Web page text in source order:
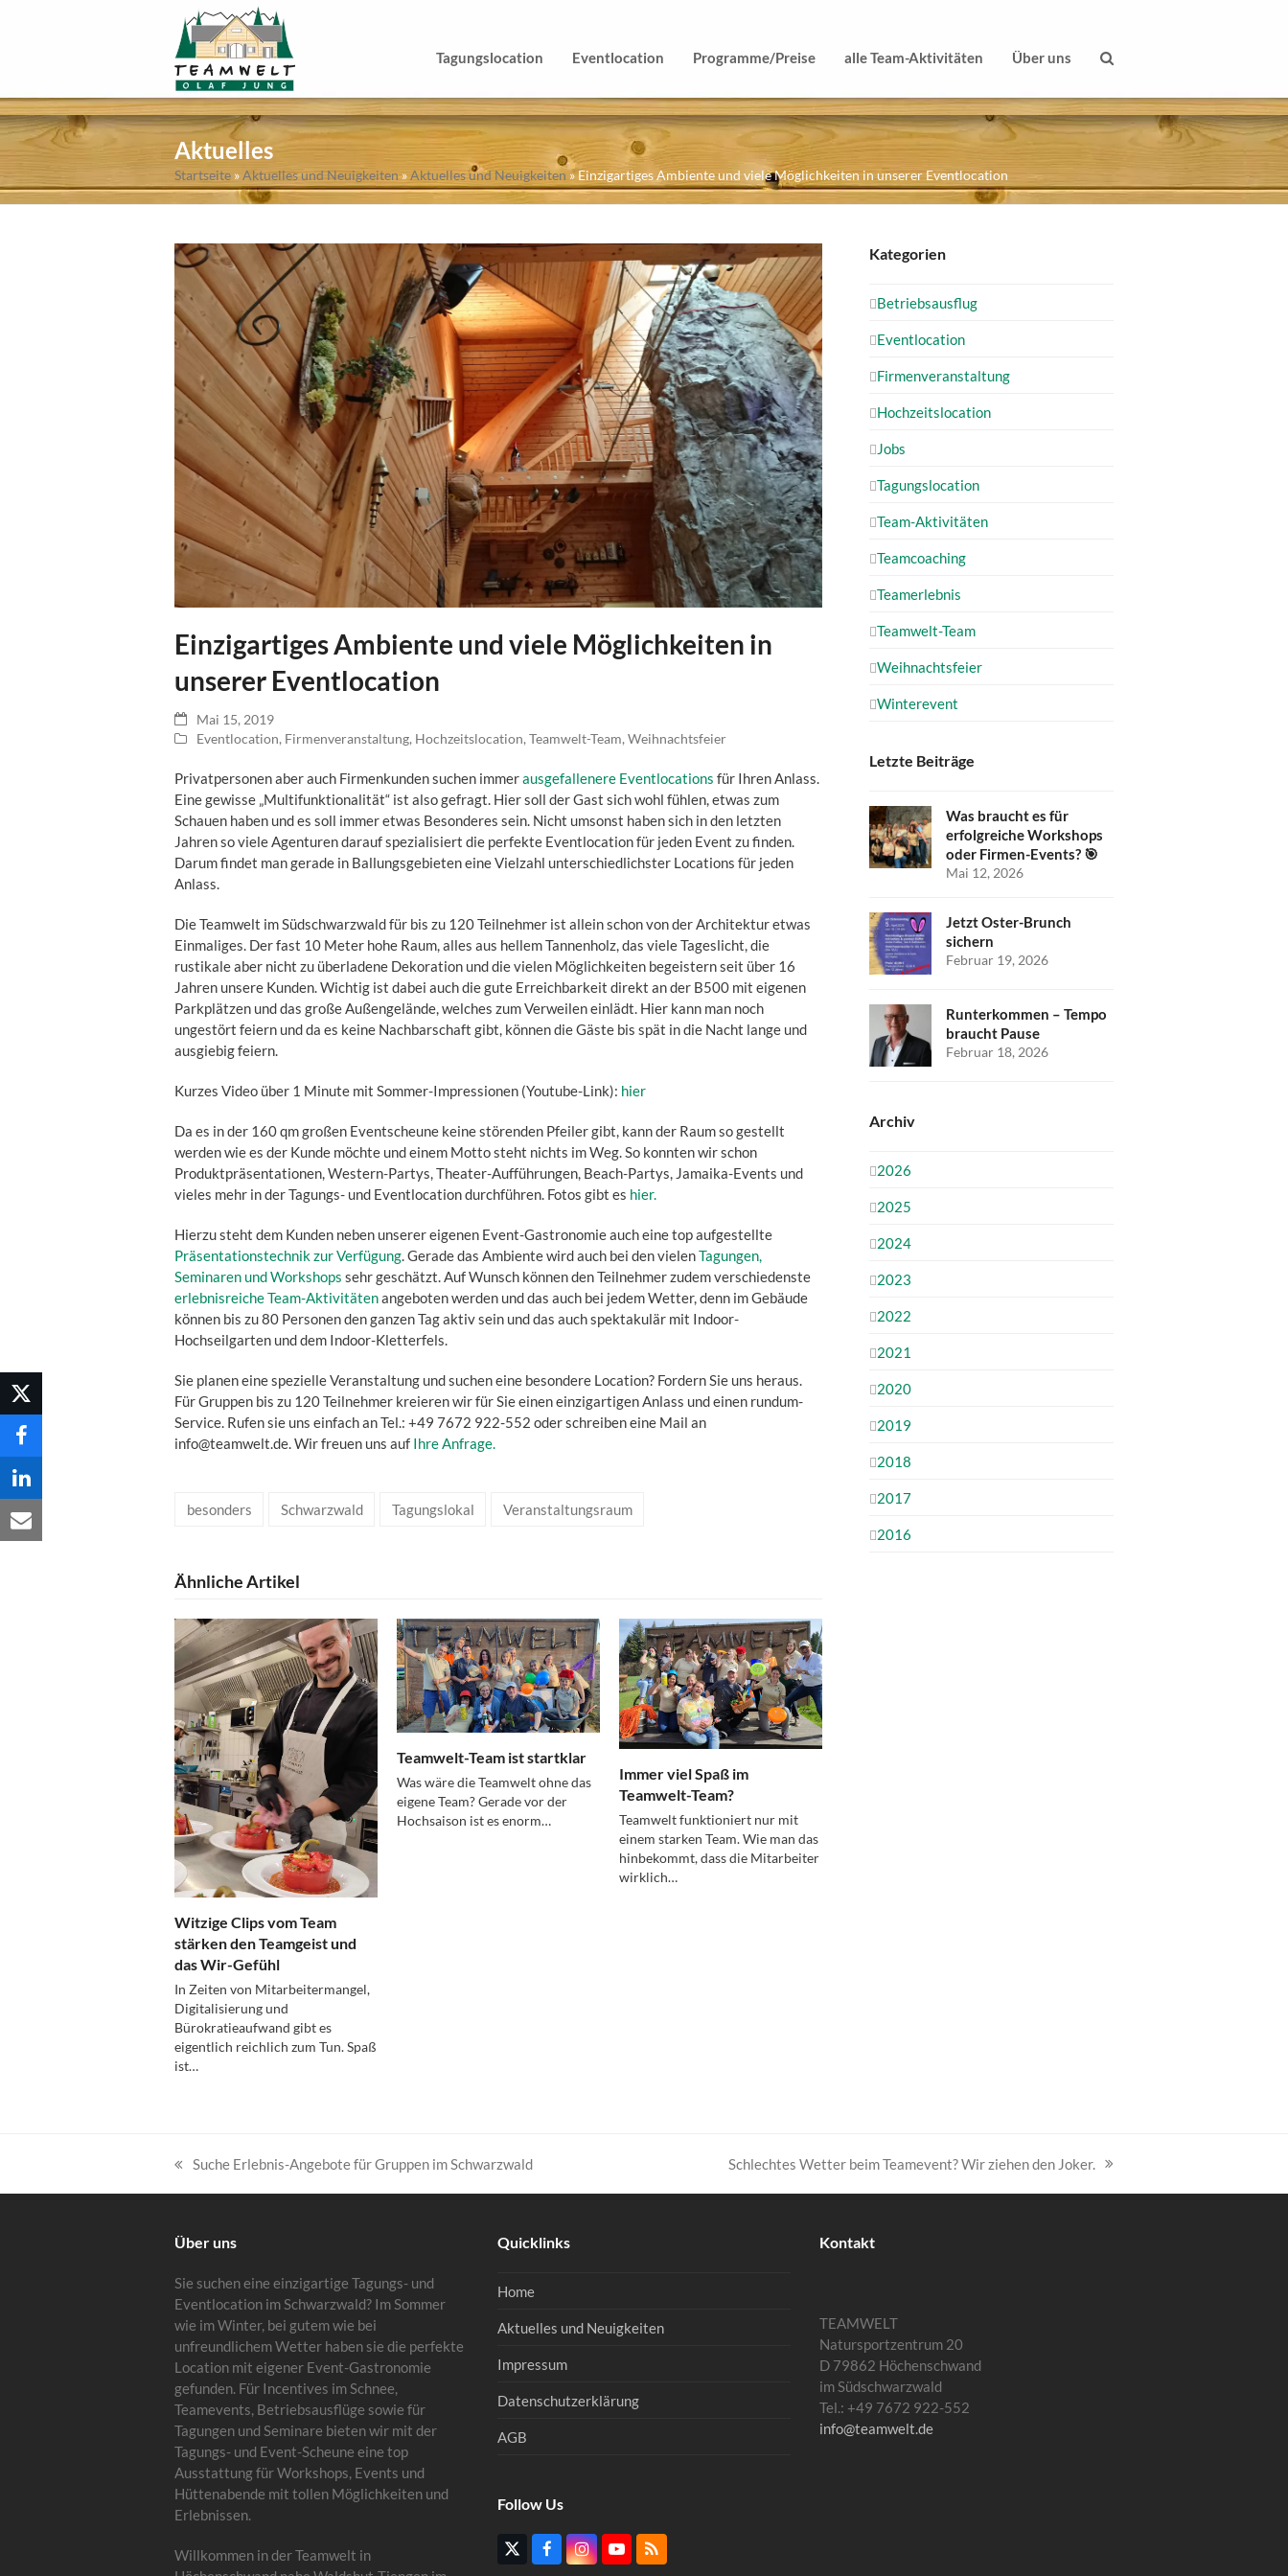
Tagungslocation Eventlocation Programme/Preise alle Team-Aktivitäten Über uns
Aktuelles
Startseite »Aktuelles und Neuigkeiten»Aktuelles und Neuigkeiten»Einzigartiges Ambiente und viele Möglichkeiten in unserer Eventlocation
Einzigartiges Ambiente und viele Möglichkeiten in
unserer Eventlocation
Mai 15, 2019
Eventlocation, Firmenveranstaltung, Hochzeitslocation,Teamwelt-Team,Weihnachtsfeier
Privatpersonen aber auch Firmenkunden suchen immerausgefallenere Eventlocations für Ihren Anlass.
Eine gewisse „Multifunktionalität“ ist also gefragt. Hier soll der Gast sich wohl fühlen, etwas zum
Schauen haben und es soll immer etwas Besonderes sein. Nicht umsonst haben sich in den letzten
Jahren so viele Agenturen darauf spezialisiert die perfekte Eventlocation für jeden Event zu finden.
Darum findet man gerade in Ballungsgebieten eine Vielzahl unterschiedlichster Locations für jeden
Anlass.
Die Teamwelt im Südschwarzwald für bis zu 120 Teilnehmer ist allein schon von der Architektur etwas
Einmaliges. Der fast 10 Meter hohe Raum, alles aus hellem Tannenholz, das viele Tageslicht, die
rustikale aber nicht zu überladene Dekoration und die vielen Möglichkeiten begeistern seit über 16
Jahren unsere Kunden. Wichtig ist dabei auch die gute Erreichbarkeit direkt an der B500 mit eigenen
Parkplätzen und das große Außengelände, welches zum Verweilen einlädt. Hier kann man noch
ungestört feiern und da es keine Nachbarschaft gibt, können die Gäste bis spät in die Nacht lange und
ausgiebig feiern.
Kurzes Video über 1 Minute mit Sommer-Impressionen (Youtube-Link): hier
Da es in der 160 qm großen Eventscheune keine störenden Pfeiler gibt, kann der Raum so gestellt
werden wie es der Kunde möchte und einem Motto steht nichts im Weg. So konnten wir schon
Produktpräsentationen, Western-Partys, Theater-Aufführungen, Beach-Partys, Jamaika-Events und
vieles mehr in der Tagungs- und Eventlocation durchführen. Fotos gibt es hier.
Hierzu steht dem Kunden neben unserer eigenen Event-Gastronomie auch eine top aufgestellte
Präsentationstechnik zur Verfügung. Gerade das Ambiente wird auch bei den vielenTagungen,
Seminaren und Workshops sehr geschätzt. Auf Wunsch können den Teilnehmer zudem verschiedenste
erlebnisreiche Team-Aktivitätenangeboten werden und das auch bei jedem Wetter, denn im Gebäude
können bis zu 80 Personen den ganzen Tag aktiv sein und das auch spektakulär mit Indoor-
Hochseilgarten und dem Indoor-Kletterfels.
Sie planen eine spezielle Veranstaltung und suchen eine besondere Location? Fordern Sie uns heraus.
Für Gruppen bis zu 120 Teilnehmer kreieren wir für Sie einen einzigartigen Anlass und einen rundum-
Service. Rufen sie uns einfach an Tel.: +49 7672 922-552 oder schreiben eine Mail an
info@teamwelt.de. Wir freuen uns auf Ihre Anfrage.
besonders Schwarzwald Tagungslokal Veranstaltungsraum
Ähnliche Artikel
Witzige Clips vom Team
stärken den Teamgeist und
das Wir-Gefühl
In Zeiten von Mitarbeitermangel,
Digitalisierung und
Bürokratieaufwand gibt es
eigentlich reichlich zum Tun. Spaß
ist…
Teamwelt-Team ist startklar
Was wäre die Teamwelt ohne das
eigene Team? Gerade vor der
Hochsaison ist es enorm…
Immer viel Spaß im
Teamwelt-Team?
Teamwelt funktioniert nur mit
einem starken Team. Wie man das
hinbekommt, dass die Mitarbeiter
wirklich…
Kategorien
Betriebsausflug
Eventlocation
Firmenveranstaltung
Hochzeitslocation
Jobs
Tagungslocation
Team-Aktivitäten
Teamcoaching
Teamerlebnis
Teamwelt-Team
Weihnachtsfeier
Winterevent
Letzte Beiträge
Was braucht es für
erfolgreiche Workshops
oder Firmen-Events? 🎯
Mai 12, 2026
Jetzt Oster-Brunch
sichern
Februar 19, 2026
Runterkommen – Tempo
braucht Pause
Februar 18, 2026
Archiv
2026
2025
2024
2023
2022
2021
2020
2019
2018
2017
2016
vorheriger
Beitrag:
Suche Erlebnis-Angebote für Gruppen im Schwarzwald
Nächster
Beitrag:
Schlechtes Wetter beim Teamevent? Wir ziehen den Joker.
Über uns
Sie suchen eine einzigartige Tagungs- und
Eventlocation im Schwarzwald? Im Sommer
wie im Winter, bei gutem wie bei
unfreundlichem Wetter haben sie die perfekte
Location mit eigener Event-Gastronomie
gefunden. Für Incentives im Schnee,
Teamevents, Betriebsausflüge sowie für
Tagungen und Seminare bieten wir mit der
Tagungs- und Event-Scheune eine top
Ausstattung für Workshops, Events und
Hüttenabende mit tollen Möglichkeiten und
Erlebnissen.
Willkommen in der Teamwelt in
Quicklinks
Home
Aktuelles und Neuigkeiten
Impressum
Datenschutzerklärung
AGB
Follow Us
TwitterFacebookInstagram
YouTube
RSS
Kontakt
TEAMWELT
Natursportzentrum 20
D 79862 Höchenschwand
im Südschwarzwald
Tel.: +49 7672 922-552
info@teamwelt.de